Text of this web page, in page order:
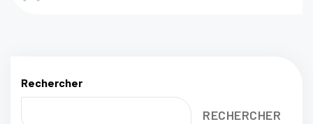
Rechercher
RECHERCHER